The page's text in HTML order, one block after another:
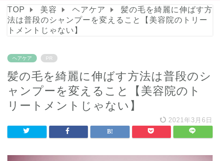
TOP 美容 ヘアケア
髪の毛を綺麗に伸ばす方
法は普段のシャンプーを変えること【美容院のトリー
トメントじゃない】
ヘアケア PR
髪の毛を綺麗に伸ばす方法は普段のシ
ャンプーを変えること【美容院のト
リートメントじゃない】
2021年3月6日